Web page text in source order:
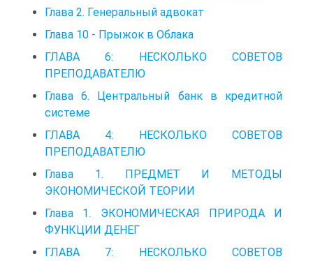
Глава 2. Генеральный адвокат
Глава 10 - Прыжок в Облака
ГЛАВА 6: НЕСКОЛЬКО СОВЕТОВ
ПРЕПОДАВАТЕЛЮ
Глава 6. Центральный банк в кредитной
системе
ГЛАВА 4: НЕСКОЛЬКО СОВЕТОВ
ПРЕПОДАВАТЕЛЮ
Глава 1. ПРЕДМЕТ И МЕТОДЫ
ЭКОНОМИЧЕСКОЙ ТЕОРИИ
Глава 1. ЭКОНОМИЧЕСКАЯ ПРИРОДА И
ФУНКЦИИ ДЕНЕГ
ГЛАВА 7: НЕСКОЛЬКО СОВЕТОВ